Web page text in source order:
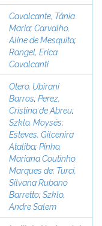
Cavalcante, Tânia
Maria;Carvalho,
Aline de Mesquita;
Rangel, Erica
Cavalcanti
Otero, Ubirani
Barros;Perez,
Cristina de Abreu;
Szklo, Moysés;
Esteves, Gilcenira
Ataliba;Pinho,
Mariana Coutinho
Marques de; Turci,
Silvana Rubano
Barretto;Szklo,
Andre Salem